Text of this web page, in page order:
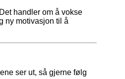
handler om å vokse
ny motivasjon til å
ser ut, så gjerne følg